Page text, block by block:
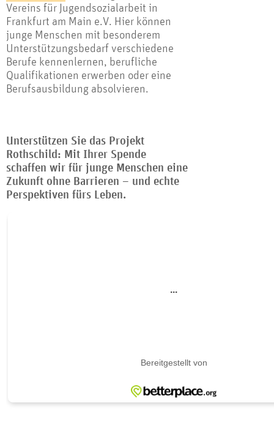
Vereins für Jugendsozialarbeit in
Frankfurt am Main e.V. Hier können
junge Menschen mit besonderem
Unterstützungsbedarf verschiedene
Berufe kennenlernen, berufliche
Qualifikationen erwerben oder eine
Berufsausbildung absolvieren.
Unterstützen Sie das Projekt
Rothschild: Mit Ihrer Spende
schaffen wir für junge Menschen eine
Zukunft ohne Barrieren – und echte
Perspektiven fürs Leben.